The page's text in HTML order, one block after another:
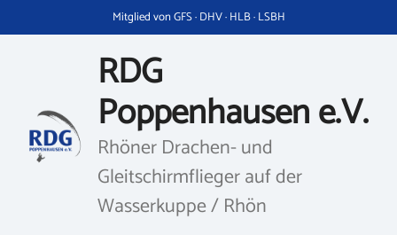
Inhalt
Mitglied von GFS · DHV · HLB · LSBH
RDG
Poppenhausen e.V.
Rhöner Drachen- und
Gleitschirmflieger auf der
Wasserkuppe / Rhön